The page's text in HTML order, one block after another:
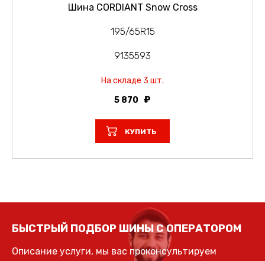
Шина CORDIANT Snow Cross
195/65R15
9135593
На складе 3 шт.
5 870
КУПИТЬ
БЫСТРЫЙ ПОДБОР ШИНЫ С ОПЕРАТОРОМ
Описание услуги, мы вас проконсультируем